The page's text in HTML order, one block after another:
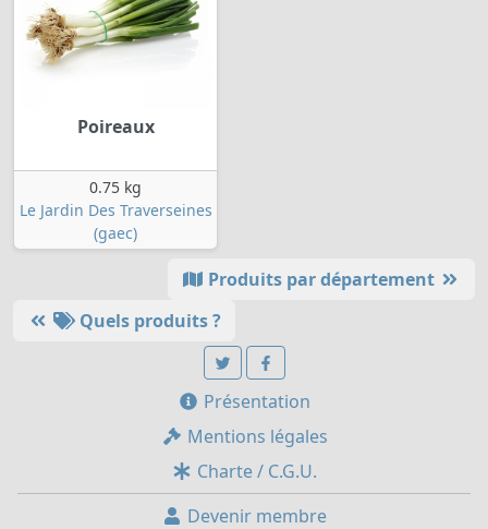
Poireaux
0.75 kg
Le Jardin Des Traverseines
(gaec)
Produits par département
Quels produits ?
Présentation
Mentions légales
Charte / C.G.U.
Devenir membre